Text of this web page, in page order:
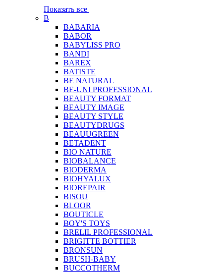
Показать все
B
BABARIA
BABOR
BABYLISS PRO
BANDI
BAREX
BATISTE
BE NATURAL
BE-UNI PROFESSIONAL
BEAUTY FORMAT
BEAUTY IMAGE
BEAUTY STYLE
BEAUTYDRUGS
BEAUUGREEN
BETADENT
BIO NATURE
BIOBALANCE
BIODERMA
BIOHYALUX
BIOREPAIR
BISOU
BLOOR
BOUTICLE
BOY'S TOYS
BRELIL PROFESSIONAL
BRIGITTE BOTTIER
BRONSUN
BRUSH-BABY
BUCCOTHERM